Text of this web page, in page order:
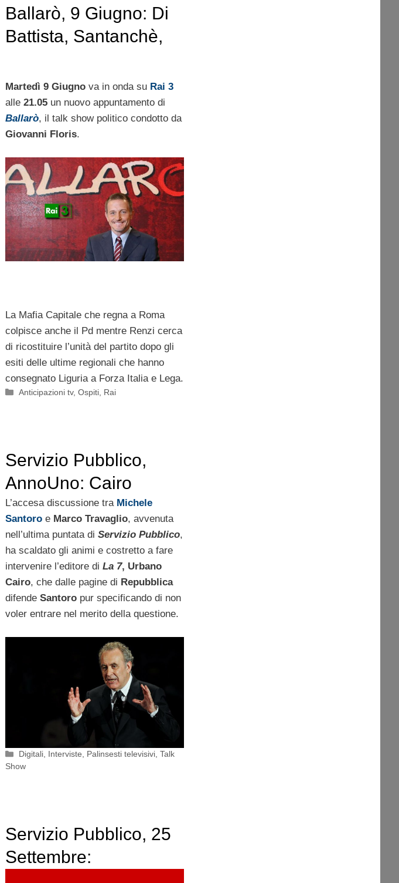
Ballarò, 9 Giugno: Di
Battista, Santanchè,
Martedì 9 Giugnova in onda su Rai 3
alle 21.05un nuovo appuntamento di
Ballarò, il talk show politico condotto da
Giovanni Floris.
La Mafia Capitale che regna a Roma
colpisce anche il Pd mentre Renzi cerca
di ricostituire l’unità del partito dopo gli
esiti delle ultime regionali che hanno
consegnato Liguria a Forza Italia e Lega.
Categorie
Anticipazioni tv,Ospiti Rai
Servizio Pubblico,
AnnoUno: Cairo
difende Santoro e
rilancia la nuova
stagione della
trasmissione con
Giulia Innocenzi
L’accesa discussione tra Michele
Santoroe Marco Travaglio, avvenuta
nell’ultima puntata di Servizio Pubblico,
ha scaldato gli animi e costretto a fare
intervenire l’editore di La 7, Urbano
Cairo, che dalle pagine di Repubblica
difende Santoropur specificando di non
voler entrare nel merito della questione.
Categorie
Digitali, Interviste, Palinsesti televisivi,Talk
Show
Servizio Pubblico, 25
Settembre: